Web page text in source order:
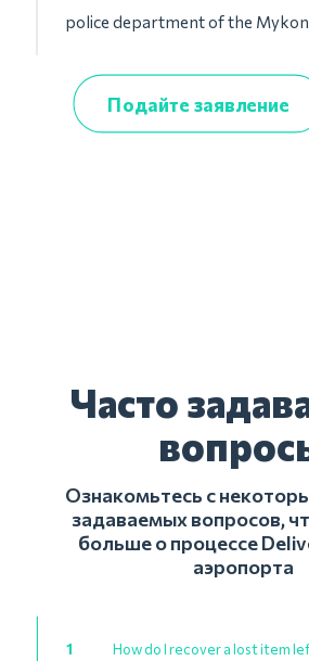
police department of the
Подайте заявление
Часто
Ознакомьтесь с
задаваемых вопросов,
больше о процессе
аэропорта
1
How do I recover a lost item